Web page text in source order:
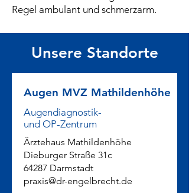
Regel ambulant und schmerzarm.
Unsere Standorte
Augen MVZ Mathildenhöhe
Augendiagnostik-
und OP-Zentrum
Ärztehaus Mathildenhöhe
Dieburger Straße 31c
64287 Darmstadt
praxis@dr-engelbrecht.de